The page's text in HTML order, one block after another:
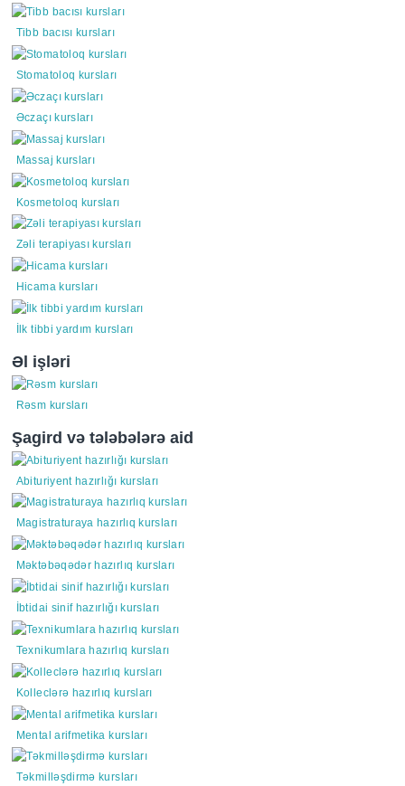
Tibb bacısı kursları
Stomatoloq kursları
Əczaçı kursları
Massaj kursları
Kosmetoloq kursları
Zəli terapiyası kursları
Hicama kursları
İlk tibbi yardım kursları
Əl işləri
Rəsm kursları
Şagird və tələbələrə aid
Abituriyent hazırlığı kursları
Magistraturaya hazırlıq kursları
Məktəbəqədər hazırlıq kursları
İbtidai sinif hazırlığı kursları
Texnikumlara hazırlıq kursları
Kolleclərə hazırlıq kursları
Mental arifmetika kursları
Təkmilləşdirmə kursları